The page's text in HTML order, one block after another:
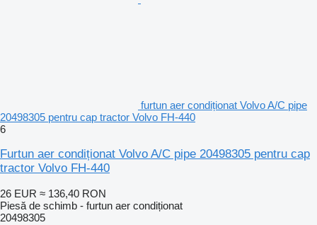
furtun aer condiționat Volvo A/C pipe
20498305 pentru cap tractor Volvo FH-440
6
Furtun aer condiționat Volvo A/C pipe 20498305 pentru cap
tractor Volvo FH-440
26 EUR ≈ 136,40 RON
Piesă de schimb - furtun aer condiționat
20498305